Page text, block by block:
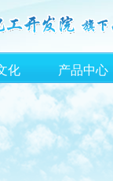
化 产品中心